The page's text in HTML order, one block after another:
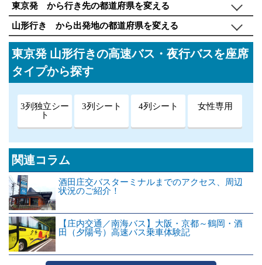
東京発 から行き先の都道府県を変える
山形行き から出発地の都道府県を変える
東京発 山形行きの高速バス・夜行バスを座席
タイプから探す
3列独立シー
ト
3列シート 4列シート 女性専用
関連コラム
酒田庄交バスターミナルまでのアクセス、周辺
状況のご紹介！
【庄内交通／南海バス】大阪・京都～鶴岡・酒
田（夕陽号）高速バス乗車体験記